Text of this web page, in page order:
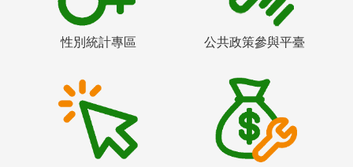
性別統計專區 公共政策參與平臺